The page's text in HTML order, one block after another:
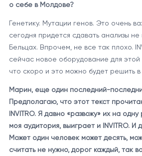
о себе в Молдове?
Генетику. Мутации генов. Это очень
сегодня придется сдавать анализы
Бельцах. Впрочем, не все так плохо.
сейчас новое оборудование для этой
что скоро и это можно будет решить
Марин, еще один последний-
Предполагаю, что этот текст
INVITRO. Я давно «развожу» их на
моя аудитория, выиграет и INVITRO. И
Может один человек может десять,
считать не нужно, дорог каждый, так